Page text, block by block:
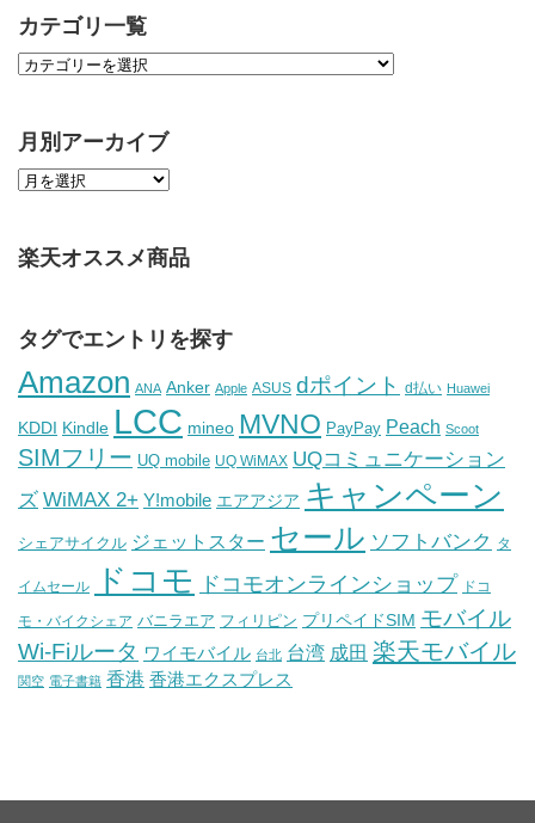
カテゴリ一覧
月別アーカイブ
楽天オススメ商品
タグでエントリを探す
Amazon ANA Anker Apple ASUS dポイント d払い Huawei
KDDI Kindle LCC mineo MVNO PayPay Peach Scoot
SIMフリー UQ mobile UQ WiMAX UQコミュニケーション
ズ WiMAX 2+ Y!mobile エアアジア キャンペーン
シェアサイクル ジェットスター セール ソフトバンク タ
イムセール ドコモ ドコモオンラインショップ ドコ
モ・バイクシェア バニラエア フィリピン プリペイドSIM モバイル
Wi-Fiルータ ワイモバイル 台北 台湾 成田 楽天モバイル
関空 電子書籍 香港 香港エクスプレス